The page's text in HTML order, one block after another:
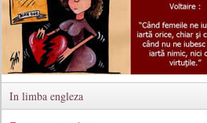
In limba engleza